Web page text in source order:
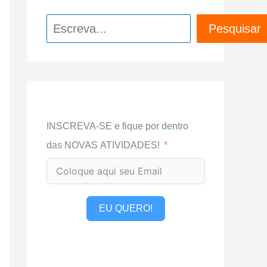
Pesquisar Pesquisar
INSCREVA-SE e fique por dentro
das NOVAS ATIVIDADES!
EU QUERO!